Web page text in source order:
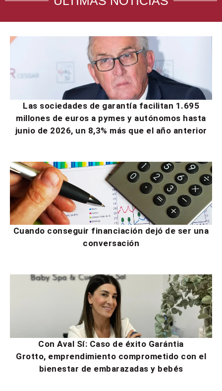
Las sociedades de garantía facilitan 1.695
millones de euros a pymes y autónomos hasta
junio de 2026, un 8,3% más que el año anterior
Cuando conseguir financiación dejó de ser una
conversación
Con Aval Sí: Caso de éxito Garántia
Grotto, emprendimiento comprometido con el
bienestar de embarazadas y bebés